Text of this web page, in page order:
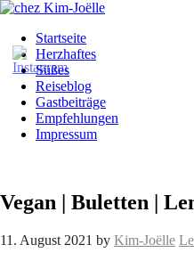
Startseite
Herzhaftes
Süßes
Reiseblog
Gastbeiträge
Empfehlungen
Impressum
Vegan | Buletten |
11. August 2021 by Kim-Joëlle